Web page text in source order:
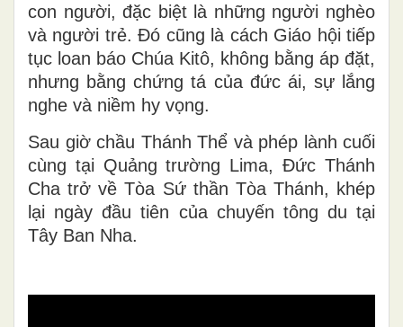
con người, đặc biệt là những người nghèo
và người trẻ. Đó cũng là cách Giáo hội tiếp
tục loan báo Chúa Kitô, không bằng áp đặt,
nhưng bằng chứng tá của đức ái, sự lắng
nghe và niềm hy vọng.
Sau giờ chầu Thánh Thể và phép lành cuối
cùng tại Quảng trường Lima, Đức Thánh
Cha trở về Tòa Sứ thần Tòa Thánh, khép
lại ngày đầu tiên của chuyến tông du tại
Tây Ban Nha.